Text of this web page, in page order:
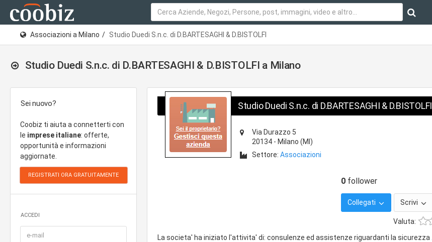
Associazioni a Milano Studio Duedi S.n.c. di D.BARTESAGHI & D.BISTOLFI
Studio Duedi S.n.c. di D.BARTESAGHI & D.BISTOLFI a Milano
Sei nuovo?
Coobiz ti aiuta a connetterti con
le imprese italiane: offerte,
opportunità e informazioni
aggiornate.
ACCEDI
Studio Duedi S.n.c. di D.BARTESAGHI & D.BISTOLFI
Via Durazzo 5
20134 - Milano (MI)
Settore: Associazioni
0 follower
Collegati Scrivi
Valuta:
La societa' ha iniziato l'attivita' di: consulenze ed assistenze riguardanti la sicurezza